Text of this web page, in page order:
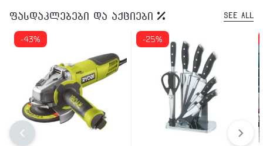
ფასდაკლებები და აქციები See All
-43% -25%